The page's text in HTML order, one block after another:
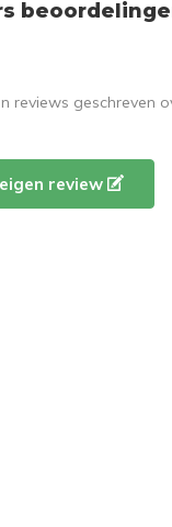
reviews geschreven
review